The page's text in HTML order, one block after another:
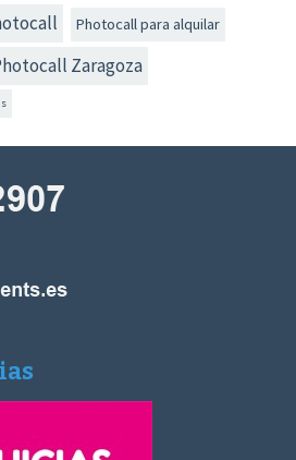
Photocall para alquilar
Zaragoza